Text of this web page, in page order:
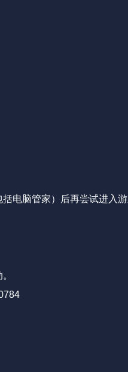
电脑管家）后再尝试进入游